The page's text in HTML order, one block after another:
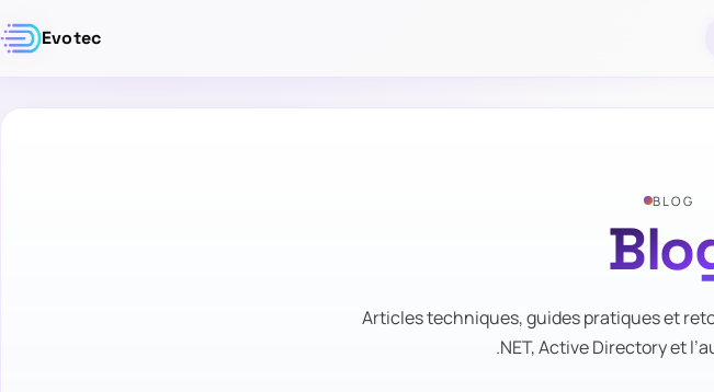
Evotec
BLOG
Articles techniques, guides pratiques et
.NET, Active Directory et